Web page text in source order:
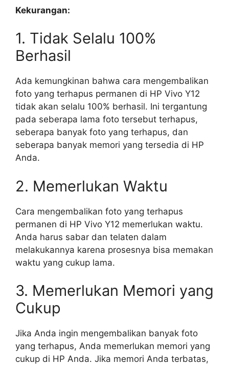
Kekurangan:
1. Tidak Selalu 100%
Berhasil
Ada kemungkinan bahwa cara mengembalikan
foto yang terhapus permanen di HP Vivo Y12
tidak akan selalu 100% berhasil. Ini tergantung
pada seberapa lama foto tersebut terhapus,
seberapa banyak foto yang terhapus, dan
seberapa banyak memori yang tersedia di HP
Anda.
2. Memerlukan Waktu
Cara mengembalikan foto yang terhapus
permanen di HP Vivo Y12 memerlukan waktu.
Anda harus sabar dan telaten dalam
melakukannya karena prosesnya bisa memakan
waktu yang cukup lama.
3. Memerlukan Memori yang
Cukup
Jika Anda ingin mengembalikan banyak foto
yang terhapus, Anda memerlukan memori yang
cukup di HP Anda. Jika memori Anda terbatas,